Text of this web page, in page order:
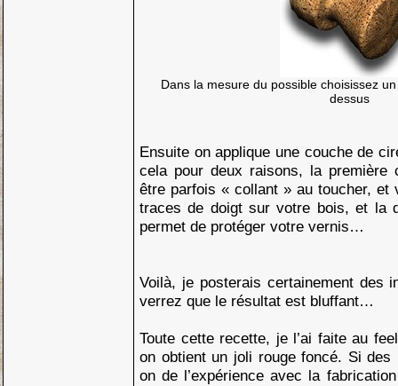
Dans la mesure du possible choisissez
dessus
Ensuite on applique une couche de
cela pour deux raisons, la première
être parfois « collant » au toucher, et
traces de doigt sur votre bois, et la
permet de protéger votre vernis…
Voilà, je posterais certainement des
verrez que le résultat est bluffant…
Toute cette recette, je l’ai faite au
on obtient un joli rouge foncé. Si
on de l’expérience avec la